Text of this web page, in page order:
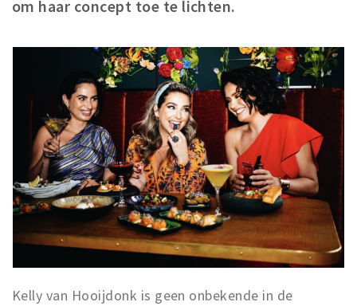
Agenda
Bezienswaardigheden
Musea, theaters & podia
Uitjes & activiteiten
Studentenroutes
Natuurgebieden
Party pics
Eten
om haar concept toe te lichten.
Kelly van Hooijdonk is geen onbekende in de